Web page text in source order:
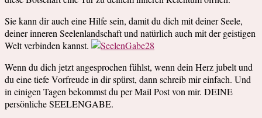
Sie kann dir auch eine Hilfe sein, damit du dich mit deiner Seele,
deiner inneren Seelenlandschaft und natürlich auch mit der geistigen
Welt verbinden kannst.
Wenn du dich jetzt angesprochen fühlst, wenn dein Herz jubelt und
du eine tiefe Vorfreude in dir spürst, dann schreib mir einfach. Und
in einigen Tagen bekommst du per Mail Post von mir. DEINE
persönliche SEELENGABE.